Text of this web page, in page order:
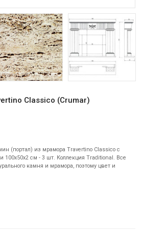
Classico (Crumar)
(портал) из мрамора Travertino Classico с
см - 3 шт. Коллекция Traditional. Все
камня и мрамора, поэтому цвет и